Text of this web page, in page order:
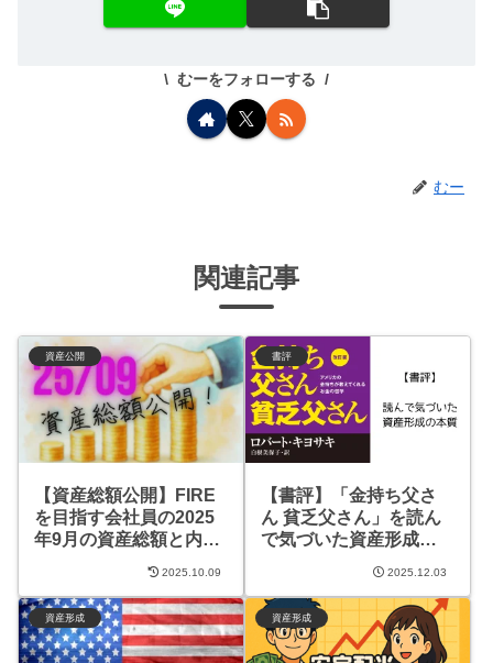
むーをフォローする
むー
関連記事
資産公開
【資産総額公開】FIRE
を目指す会社員の2025
年9月の資産総額と内訳
2025.10.09
書評
【書評】「金持ち父さ
ん 貧乏父さん」を読ん
で気づいた資産形成の
2025.12.03
資産形成 資産形成